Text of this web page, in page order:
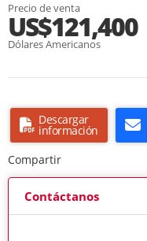
Precio de venta
US$121,400
Dólares Americanos
Descargar
información
Compartir
Contáctanos